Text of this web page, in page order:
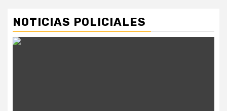
NOTICIAS POLICIALES